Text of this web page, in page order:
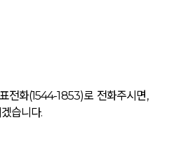
전화(1544-1853)로 전화주시면,
습니다.